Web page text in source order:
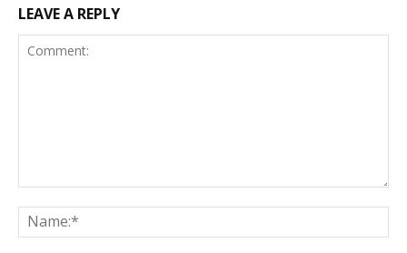
LEAVE A REPLY